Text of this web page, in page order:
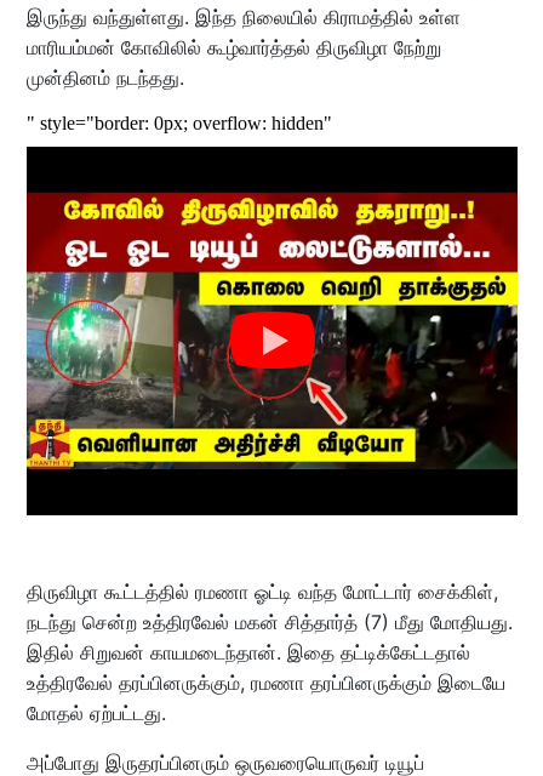
இருந்து வந்துள்ளது. இந்த நிலையில் கிராமத்தில் உள்ள
மாரியம்மன் கோவிலில் கூழ்வார்த்தல் திருவிழா நேற்று
முன்தினம் நடந்தது.
திருவிழா கூட்டத்தில் ரமணா ஓட்டி வந்த மோட்டார் சைக்கிள்,
நடந்து சென்ற உத்திரவேல் மகன் சித்தார்த் (7) மீது மோதியது.
இதில் சிறுவன் காயமடைந்தான். இதை தட்டிக்கேட்டதால்
உத்திரவேல் தரப்பினருக்கும், ரமணா தரப்பினருக்கும் இடையே
மோதல் ஏற்பட்டது.
அப்போது இருதரப்பினரும் ஒருவரையொருவர் டியூப்